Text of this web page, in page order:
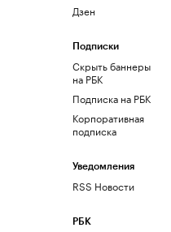
Дзен
Подписки
Скрыть баннеры
на РБК
Подписка на РБК
Корпоративная
подписка
Уведомления
RSS Новости
РБК